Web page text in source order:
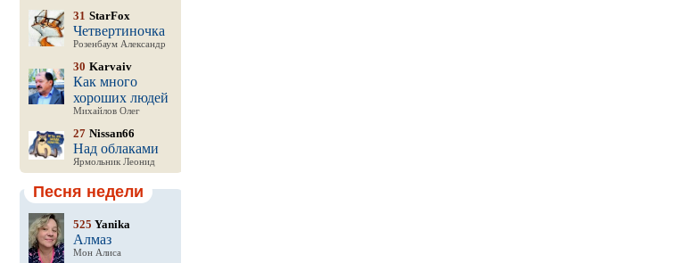
31 StarFox
Четвертиночка
Розенбаум Александр
30 Karvaiv
Как много
хороших людей
Михайлов Олег
27 Nissan66
Над облаками
Ярмольник Леонид
Песня недели
525 Yanika
Алмаз
Мон Алиса